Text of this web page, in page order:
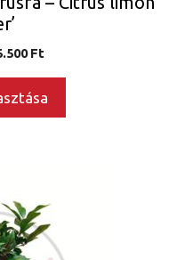
FtÁrtartomány:
15.500 Ft